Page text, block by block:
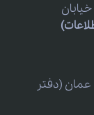
6، مسقط، عمان (دفتر